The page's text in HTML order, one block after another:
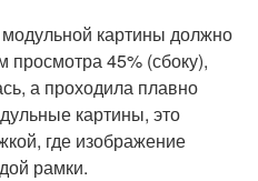
картины должно
просмотра 45% (сбоку),
а проходила плавно
картины, это
где изображение
рамки.